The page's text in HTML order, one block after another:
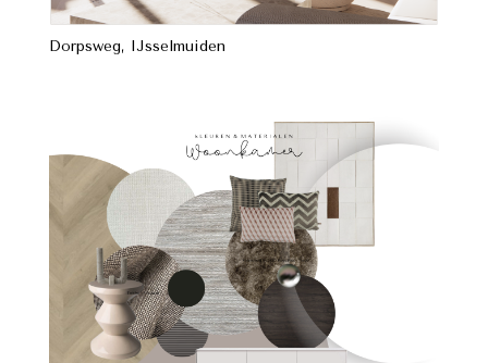
Dorpsweg, IJsselmuiden